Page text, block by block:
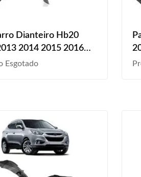
Dianteiro Hb20
2014 2015 2016
2019 Kit Grampo
Esgotado